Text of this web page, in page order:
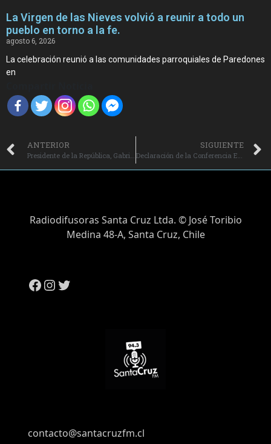
La Virgen de las Nieves volvió a reunir a todo un
pueblo en torno a la fe.
agosto 6, 2026
La celebración reunió a las comunidades parroquiales de Paredones
en
ANTERIOR
Presidente de la República, Gabriel Boric Font, realizó Cuenta Pública 2024.
SIGUIENTE
Declaración de la Conferencia Episcopal de Chile ante el anuncio de proyectos de aborto y eutanasia.
Radiodifusoras Santa Cruz Ltda. © José Toribio
Medina 48-A, Santa Cruz, Chile
contacto@santacruzfm.cl